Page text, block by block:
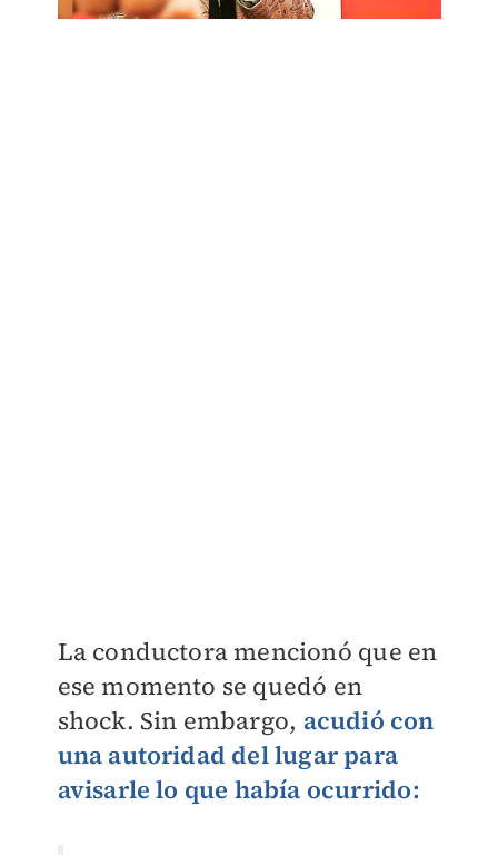
La conductora mencionó que en
ese momento se quedó en
shock. Sin embargo, acudió con
una autoridad del lugar para
avisarle lo que había ocurrido: